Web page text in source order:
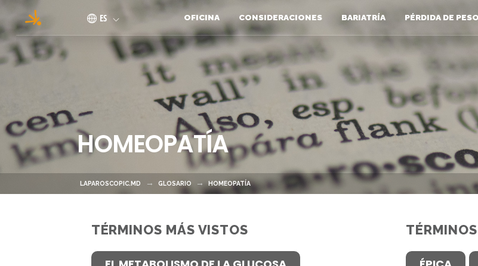
Pasar al contenido principal
ES OFICINA CONSIDERACIONES BARIATRÍA PÉRDIDA DE PESO
HOMEOPATÍA
LAPAROSCOPIC.MD GLOSARIO HOMEOPATÍA
TÉRMINOS MÁS VISTOS